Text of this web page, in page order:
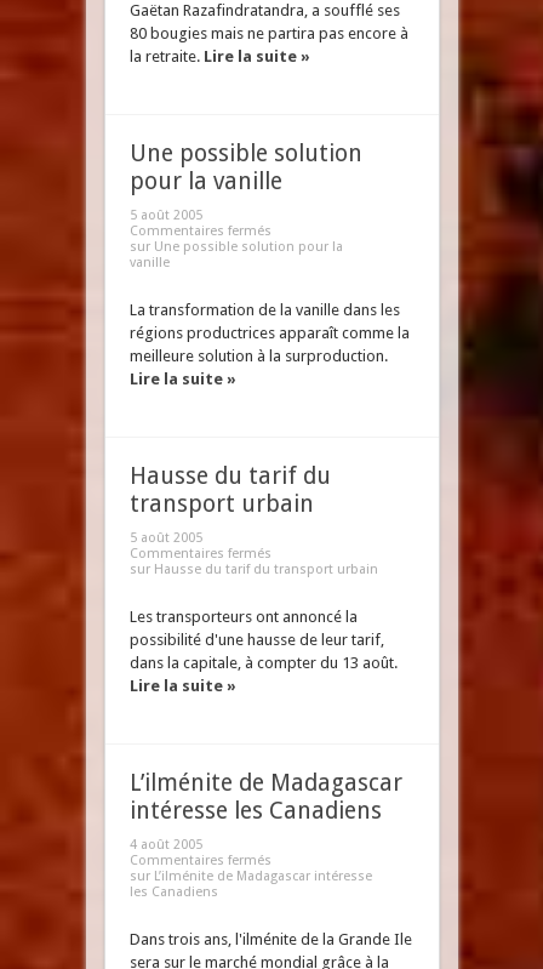
Gaëtan Razafindratandra, a soufflé ses
80 bougies mais ne partira pas encore à
la retraite. Lire la suite »
Une possible solution
pour la vanille
5 août 2005
Commentaires fermés
sur Une possible solution pour la
vanille
La transformation de la vanille dans les
régions productrices apparaît comme la
meilleure solution à la surproduction.
Lire la suite »
Hausse du tarif du
transport urbain
5 août 2005
Commentaires fermés
sur Hausse du tarif du transport urbain
Les transporteurs ont annoncé la
possibilité d'une hausse de leur tarif,
dans la capitale, à compter du 13 août.
Lire la suite »
L’ilménite de Madagascar
intéresse les Canadiens
4 août 2005
Commentaires fermés
sur L’ilménite de Madagascar intéresse
les Canadiens
Dans trois ans, l'ilménite de la Grande Ile
sera sur le marché mondial grâce à la